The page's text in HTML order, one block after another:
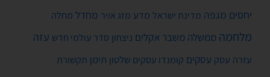
יחסים מגפה מדינת ישראל מדע מזג אויר מחדל מחלה
מלחמה ממשלה משבר אקלים ניצחון סדר עולמי חדש עזה
עזרה עסק עסקים קומנדו עסקים שלטון תימן תקשורת